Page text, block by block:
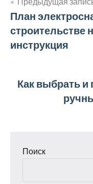
Навигация
по
План
строительстве
инструкция
Как выбрать и
Поиск